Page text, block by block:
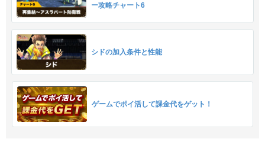
ー攻略チャート6
シドの加入条件と性能
ゲームでポイ活して課金代をゲット！